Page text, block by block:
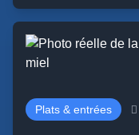
Plats & entrées